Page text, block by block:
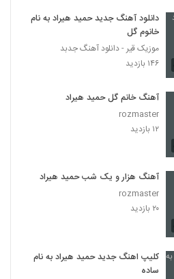
دانلود آهنگ جدید حمید هیراد به نام
خانوم گل
موزیک قیر - دانلود آهنگ جدبد
۱۴۶ بازدید
آهنگ خانم گل حمید هیراد
rozmaster
۱۲ بازدید
آهنگ هزار و یک شب حمید هیراد
rozmaster
۲۰ بازدید
کلیپ اهنگ جدید حمید هیراد به نام
ساده